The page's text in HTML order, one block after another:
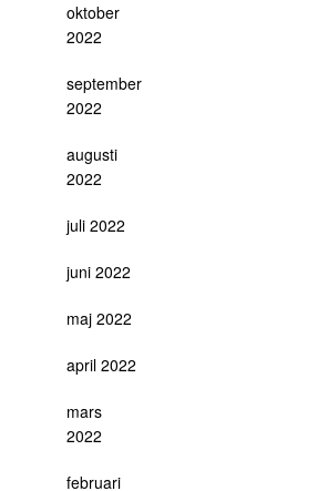
oktober
2022
september
2022
augusti
2022
juli 2022
juni 2022
maj 2022
april 2022
mars
2022
februari